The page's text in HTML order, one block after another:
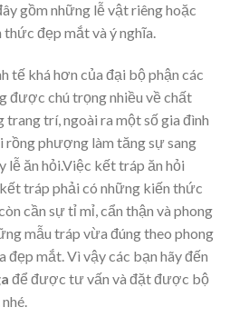
gồm những lễ vật riêng hoặc
đẹp mắt và ý nghĩa.
tế khá hơn của đại bộ phận các
được chú trọng nhiều về chất
trí, ngoài ra một số gia đình
rồng phượng làm tăng sự sang
lễ ăn hỏi.Việc kết tráp ăn hỏi
tráp phải có những kiến thức
cần sự tỉ mỉ, cẩn thận và phong
mẫu tráp vừa đúng theo phong
mắt. Vì vậy các bạn hãy đến
để được tư vấn và đặt được bộ